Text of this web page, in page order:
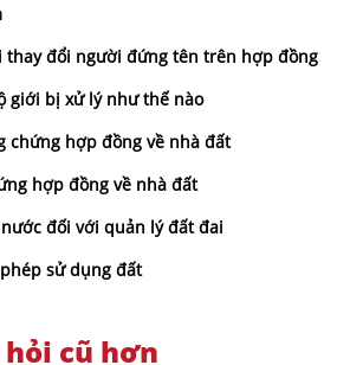
thay đổi người đứng tên trên hợp đồng
giới bị xử lý như thế nào
chứng hợp đồng về nhà đất
hợp đồng về nhà đất
đối với quản lý đất đai
sử dụng đất
cũ hơn